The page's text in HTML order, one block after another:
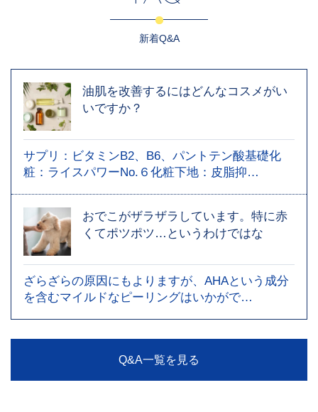
新着Q&A
油肌を改善するにはどんなコスメがい
いですか？
サプリ：ビタミンB2、B6、パントテン酸基礎化
粧：ライスパワーNo.６化粧下地：皮脂抑…
おでこがザラザラしています。特に赤
くてポツポツ…というわけではな
ざらざらの原因にもよりますが、AHAという成分
を含むマイルドなピーリングはいかがで…
Q&A一覧を見る